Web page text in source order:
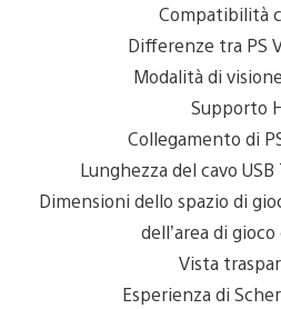
Compatibilità
Differenze tra PS
Modalità di
Supporto
Collegamento di
Lunghezza del cavo USB
Dimensioni dello spazio di
dell’area di gioco
Vista
Esperienza di